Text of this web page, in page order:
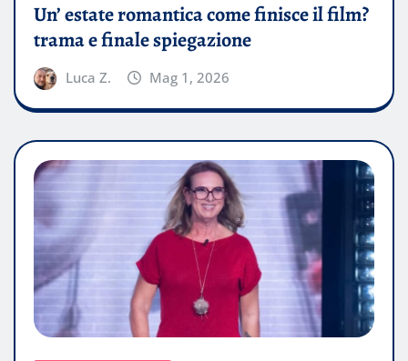
Un’ estate romantica come finisce il film?
trama e finale spiegazione
Luca Z. Mag 1, 2026